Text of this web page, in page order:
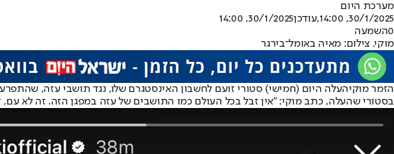
מערכת היום
30/1/2025, 14:00
,עודכן30/1/2025, 14:00
0השמעה
מוקי. צילום: מאיה באומל־בירגר
הזמר מוקיהעלה היום (חמישי) סטורי זועם לחשבון האינסטגרם שלו, נגד תושבי עזה,
בסטורי שהעלה, כתב מוקי: "אין זבל בכל העולם כמו התושבים של עזה במפגן הזה. זה לא